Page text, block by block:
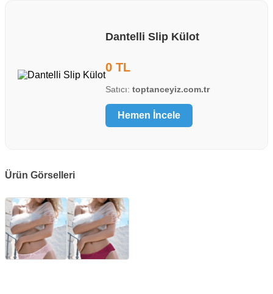
Dantelli Slip Külot
0 TL
Satıcı: toptanceyiz.com.tr
Hemen İncele
Ürün Görselleri